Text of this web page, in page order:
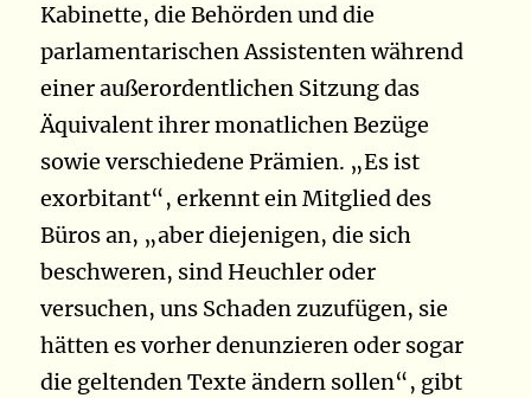
Kabinette, die Behörden und die
parlamentarischen Assistenten während
einer außerordentlichen Sitzung das
Äquivalent ihrer monatlichen Bezüge
sowie verschiedene Prämien. „Es ist
exorbitant“, erkennt ein Mitglied des
Büros an, „aber diejenigen, die sich
beschweren, sind Heuchler oder
versuchen, uns Schaden zuzufügen, sie
hätten es vorher denunzieren oder sogar
die geltenden Texte ändern sollen“, gibt